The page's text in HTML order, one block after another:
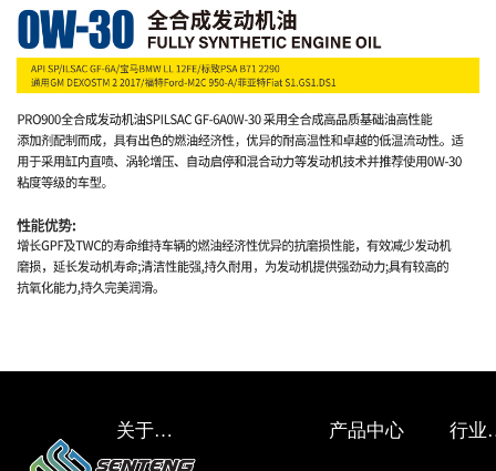
关于升腾 产品中心